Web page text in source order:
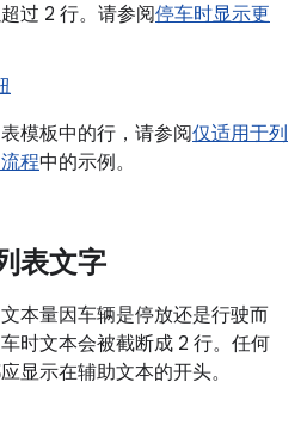
过 2 行。请参阅停车时显示更
模板中的行，请参阅仅适用于列
程中的示例。
表文字
本量因车辆是停放还是行驶而
时文本会被截断成 2 行。任何
显示在辅助文本的开头。